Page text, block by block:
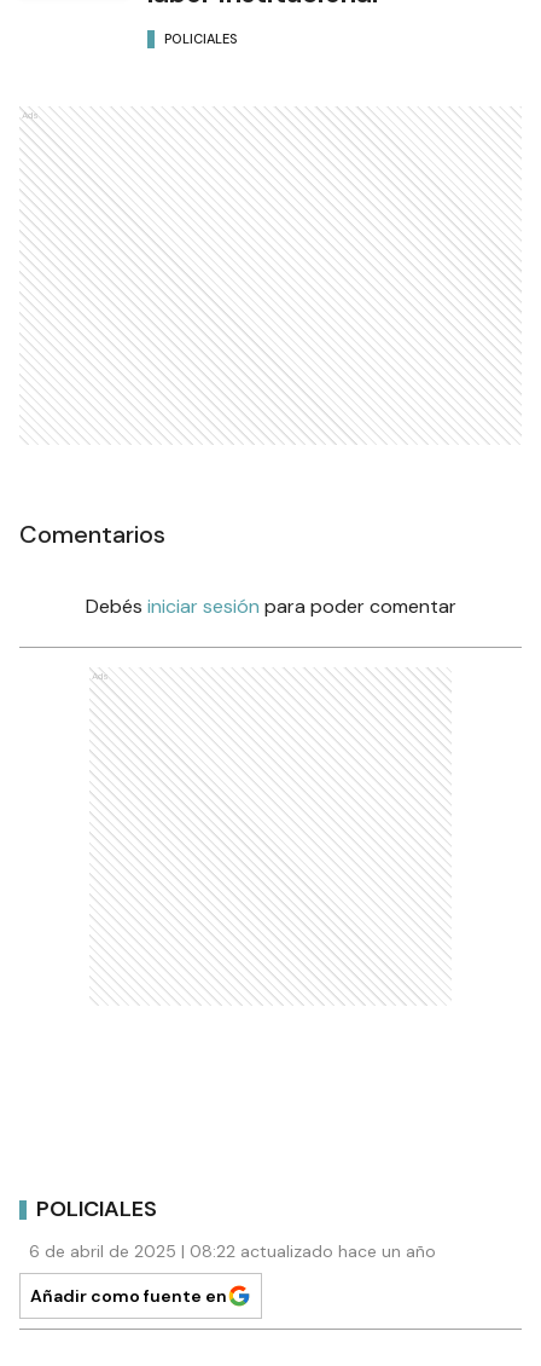
POLICIALES
Ads
Comentarios
Debés iniciar sesión para poder comentar
Ads
POLICIALES
6 de abril de 2025 | 08:22 actualizado hace un año
Añadir como fuente en